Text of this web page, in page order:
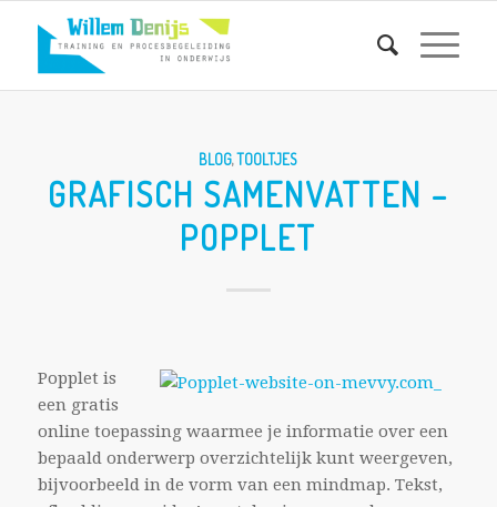
BLOG,TOOLTJES
GRAFISCH SAMENVATTEN –
POPPLET
Popplet is
een gratis
online toepassing waarmee je informatie over een
bepaald onderwerp overzichtelijk kunt weergeven,
bijvoorbeeld in de vorm van een mindmap. Tekst,